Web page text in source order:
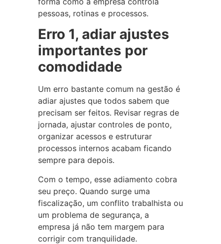
pessoas, rotinas e processos.
Erro 1, adiar ajustes
importantes por
comodidade
Um erro bastante comum na gestão é
adiar ajustes que todos sabem que
precisam ser feitos. Revisar regras de
jornada, ajustar controles de ponto,
organizar acessos e estruturar
processos internos acabam ficando
sempre para depois.
Com o tempo, esse adiamento cobra
seu preço. Quando surge uma
fiscalização, um conflito trabalhista ou
um problema de segurança, a
empresa já não tem margem para
corrigir com tranquilidade.